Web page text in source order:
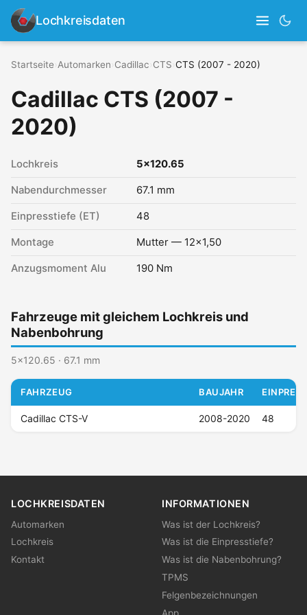
Lochkreisdaten
Startseite Automarken Cadillac CTS CTS (2007 - 2020)
Cadillac CTS (2007 -
2020)
Lochkreis 5x120.65
Nabendurchmesser 67.1 mm
Einpresstiefe (ET) 48
Montage Mutter — 12x1,50
Anzugsmoment Alu 190 Nm
Fahrzeuge mit gleichem Lochkreis und
Nabenbohrung
5x120.65 · 67.1 mm
FAHRZEUG BAUJAHR
Cadillac CTS-V 2008-2020 48
LOCHKREISDATEN
Automarken
Lochkreis
Kontakt
INFORMATIONEN
Was ist der Lochkreis?
Was ist die Einpresstiefe?
Was ist die Nabenbohrung?
TPMS
Felgenbezeichnungen
App